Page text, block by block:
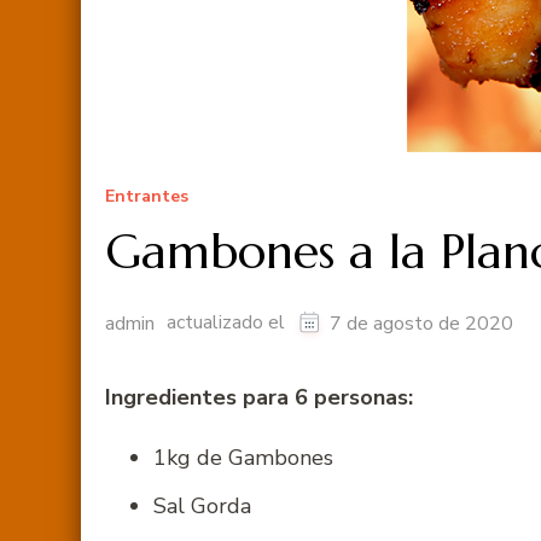
Entrantes
Gambones a la
admin actualizado el 7 de agosto de 2020
Ingredientes para 6 personas:
1kg de Gambones
Sal Gorda